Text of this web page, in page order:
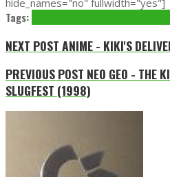
hide_names="no" fullwidth="yes"]
Tags:
NEXT POSTANIME - KIKI'S
PREVIOUS POST NEO GEO - THE
SLUGFEST (1998)